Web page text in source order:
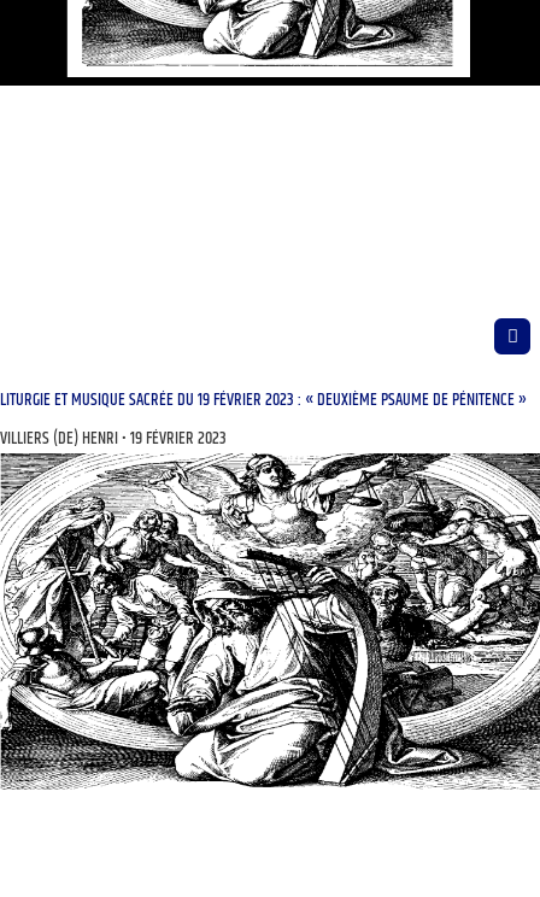
LITURGIE ET MUSIQUE SACRÉE DU 19 FÉVRIER 2023 : « DEUXIÈME PSAUME DE PÉNITENCE »
VILLIERS (DE) HENRI 19 FÉVRIER 2023